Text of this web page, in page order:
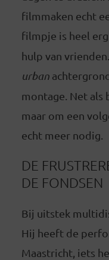
filmmaken echt
filmpje is heel erg
hulp van
urban
montage. Net als
maar om een
echt meer nodig.
DE
DE FONDSEN
Bij uitstek
Hij heeft de
Maastricht, iets